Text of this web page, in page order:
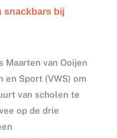
snackbars bij
Maarten van Ooijen
en Sport (VWS) om
van scholen te
op de drie